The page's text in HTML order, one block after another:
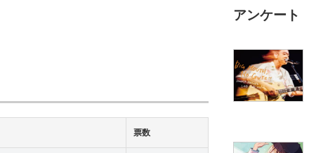
票数
アンケート